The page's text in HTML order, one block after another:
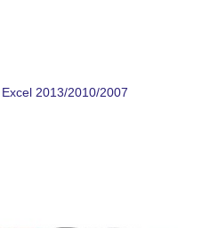
2013/2010/2007